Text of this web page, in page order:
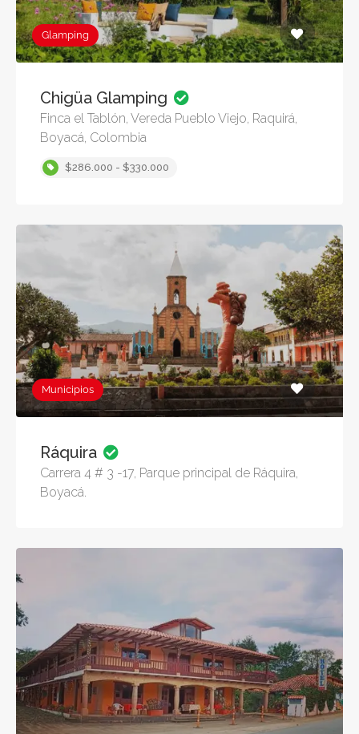
Glamping
Chigüa Glamping
Finca el Tablón, Vereda Pueblo Viejo, Raquirá,
Boyacá, Colombia
$286.000 - $330.000
Municipios
Ráquira
Carrera 4 # 3 -17, Parque principal de Ráquira,
Boyacá.